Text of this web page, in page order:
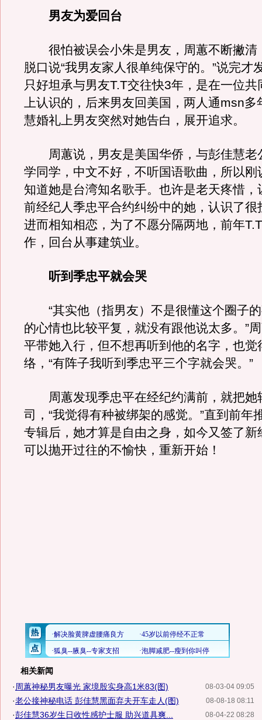
男友为爱回台
很怕被误会小朱是男友，周蕙不断撇清
脱口说“我男友家人很单纯保守的。”说完才
只好坦承与男友T.T交往快3年，是在一位共
上认识的，后来男友回美国，两人通msn多
慧婚礼上男友突然对她告白，展开追求。
周蕙说，男友是美国华侨，与彭佳慧老
学同学，中文不好，不听国语歌曲，所以刚
知道她是台湾知名歌手。也许是老天疼惜，
前经纪人季忠平合约纠纷中的她，认识了很
进而相知相恋，为了不愿分隔两地，前年
作，回台从事建筑业。
听到季忠平就会哭
“其实他（指男友）不是很懂这个圈子的
的心情也比较平复，就没有跟他说太多。”
平带她入行，但不想再听到他的名字，也觉
络，“有阵子我听到季忠平三个字就会哭。”
周蕙发现季忠平在经纪约满前，就把她
司，“我觉得有种被绑架的感觉。”直到前年
专辑后，她才算是自由之身，如今又签了新
可以抛开过往的不愉快，重新开始！
相关新闻
08-03-04 09:05
· 周蕙神秘男友曝光 家境殷实身高1米83(图)
08-08-18 08:11
·老公接神秘电话 彭佳慧黑面弃夫开车走人(图)
08-04-22 08:28
·彭佳慧36岁生日收性感护士服 助兴道具爽...